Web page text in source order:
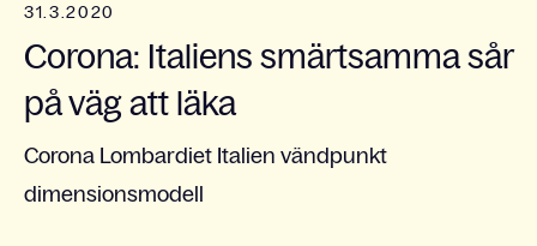
31.3.2020
Corona: Italiens smärtsamma sår
på väg att läka
Corona Lombardiet Italien vändpunkt
dimensionsmodell